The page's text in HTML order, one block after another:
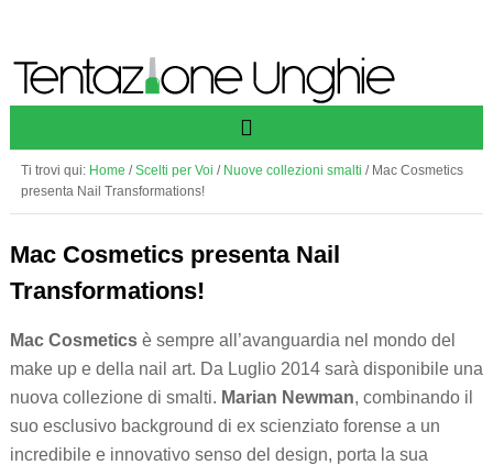
Ti trovi qui: Home / Scelti per Voi / Nuove collezioni smalti /Mac Cosmetics
presenta Nail Transformations!
Mac Cosmetics presenta Nail
Transformations!
Mac Cosmeticsè sempre all’avanguardia nel mondo del
make up e della nail art. Da Luglio 2014 sarà disponibile una
nuova collezione di smalti. Marian Newman, combinando il
suo esclusivo background di ex scienziato forense a un
incredibile e innovativo senso del design, porta la sua